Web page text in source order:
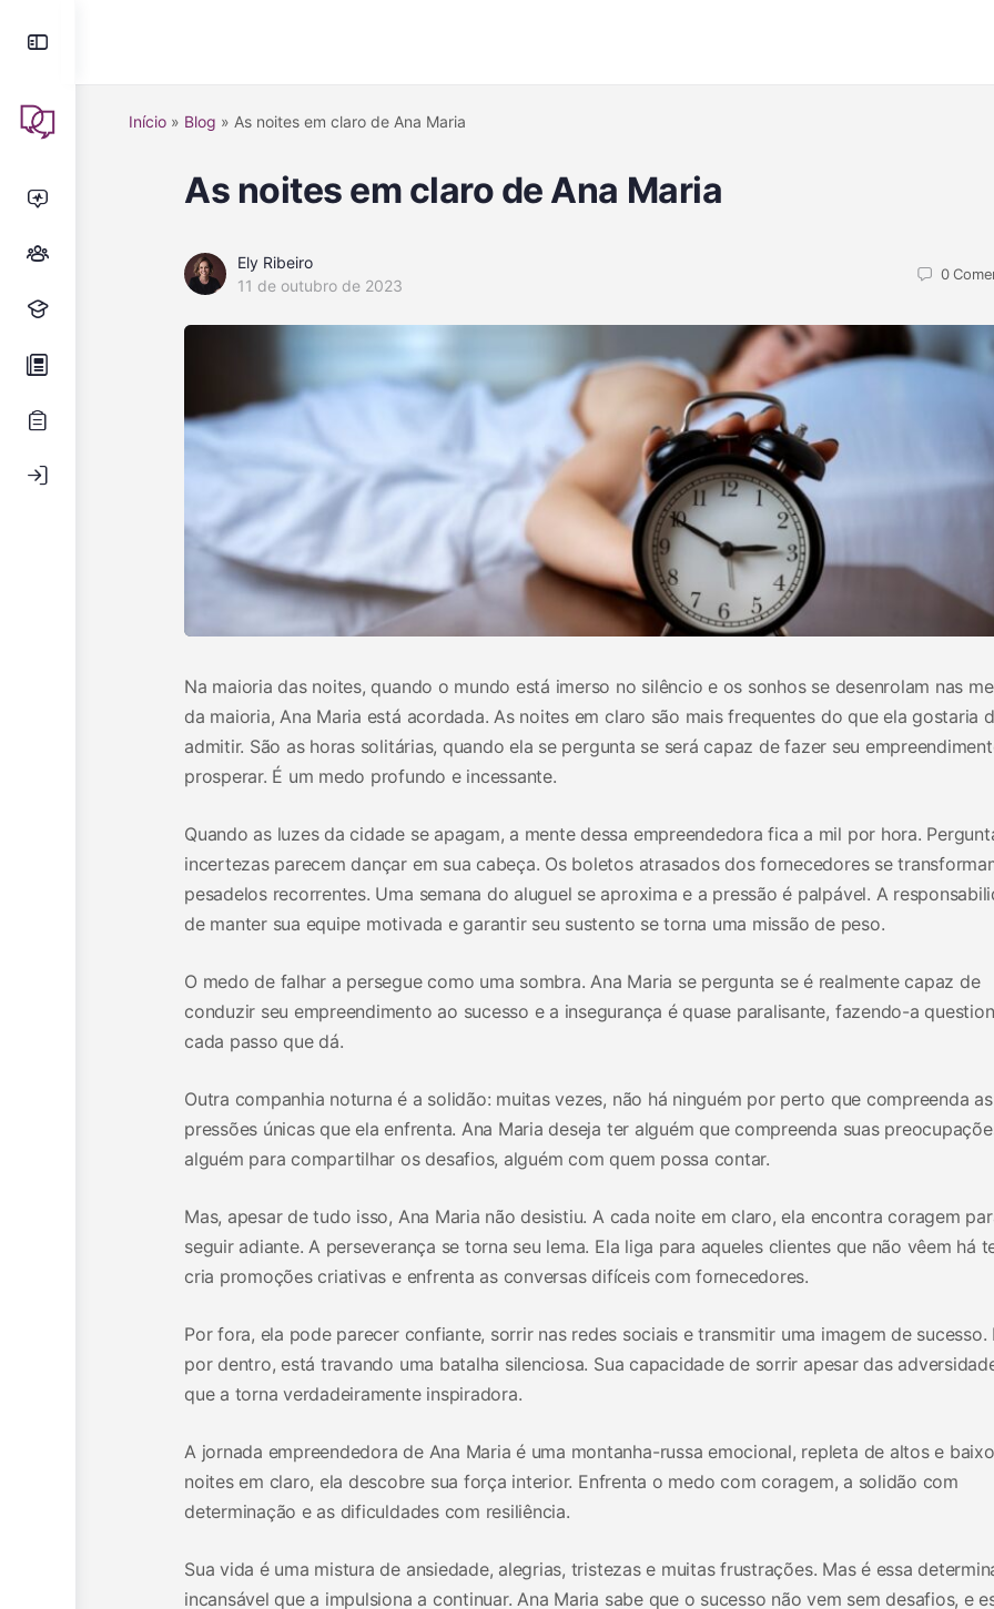
Início » Blog » As noites em claro de Ana Maria
As noites em claro de Ana Maria
Ely Ribeiro
11 de outubro de 2023
0
Na maioria das noites, quando o mundo está imerso no silêncio e os sonhos se desenrolam nas
da maioria, Ana Maria está acordada. As noites em claro são mais frequentes do que ela gostaria
admitir. São as horas solitárias, quando ela se pergunta se será capaz de fazer seu
prosperar. É um medo profundo e incessante.
Quando as luzes da cidade se apagam, a mente dessa empreendedora fica a mil por hora.
incertezas parecem dançar em sua cabeça. Os boletos atrasados ​​dos fornecedores se
pesadelos recorrentes. Uma semana do aluguel se aproxima e a pressão é palpável. A
de manter sua equipe motivada e garantir seu sustento se torna uma missão de peso.
O medo de falhar a persegue como uma sombra. Ana Maria se pergunta se é realmente capaz de
conduzir seu empreendimento ao sucesso e a insegurança é quase paralisante, fazendo-a
cada passo que dá.
Outra companhia noturna é a solidão: muitas vezes, não há ninguém por perto que compreenda as
pressões únicas que ela enfrenta. Ana Maria deseja ter alguém que compreenda suas
alguém para compartilhar os desafios, alguém com quem possa contar.
Mas, apesar de tudo isso, Ana Maria não desistiu. A cada noite em claro, ela encontra coragem
seguir adiante. A perseverança se torna seu lema. Ela liga para aqueles clientes que não vêem há
cria promoções criativas e enfrenta as conversas difíceis com fornecedores.
Por fora, ela pode parecer confiante, sorrir nas redes sociais e transmitir uma imagem de sucesso.
por dentro, está travando uma batalha silenciosa. Sua capacidade de sorrir apesar das
que a torna verdadeiramente inspiradora.
A jornada empreendedora de Ana Maria é uma montanha-russa emocional, repleta de altos e
noites em claro, ela descobre sua força interior. Enfrenta o medo com coragem, a solidão com
determinação e as dificuldades com resiliência.
Sua vida é uma mistura de ansiedade, alegrias, tristezas e muitas frustrações. Mas é essa
incansável que a impulsiona a continuar. Ana Maria sabe que o sucesso não vem sem desafios, e